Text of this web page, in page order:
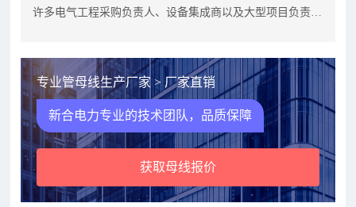
许多电气工程采购负责人、设备集成商以及大型项目负责人
专业管母线生产厂家 > 厂家直销
新合电力专业的技术团队，品质保障
获取母线报价